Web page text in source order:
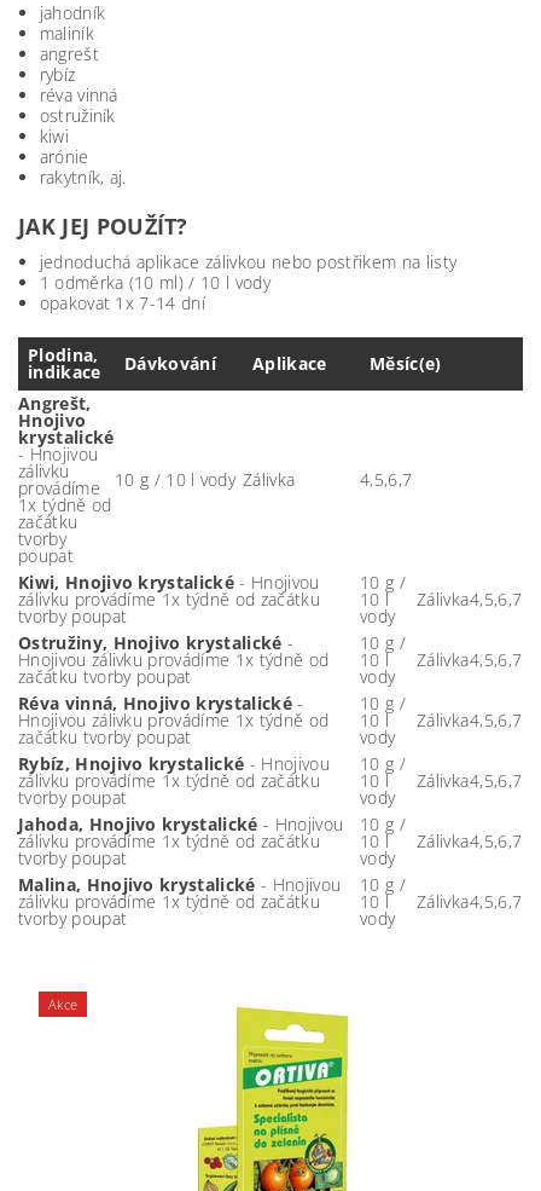
jahodník
maliník
angrešt
rybíz
réva vinná
ostružiník
kiwi
arónie
rakytník, aj.
JAK JEJ POUŽÍT?
jednoduchá aplikace zálivkou nebo postřikem na listy
1 odměrka (10 ml) / 10 l vody
opakovat 1x 7-14 dní
Plodina,
indikace Dávkování Aplikace
Měsíc(e)
Angrešt,
Hnojivo
krystalické
- Hnojivou
zálivku
provádíme
1x týdně od
začátku
tvorby
poupat
10 g / 10 l vody Zálivka 4,5,6,7
Kiwi, Hnojivo krystalické - Hnojivou
zálivku provádíme 1x týdně od začátku
tvorby poupat
10 g /
10 l
vody
Zálivka4,5,6,7
Ostružiny, Hnojivo krystalické -
Hnojivou zálivku provádíme 1x týdně od
začátku tvorby poupat
10 g /
10 l
vody
Zálivka4,5,6,7
Réva vinná, Hnojivo krystalické-
Hnojivou zálivku provádíme 1x týdně od
začátku tvorby poupat
10 g /
10 l
vody
Zálivka4,5,6,7
Rybíz, Hnojivo krystalické - Hnojivou
zálivku provádíme 1x týdně od začátku
tvorby poupat
10 g /
10 l
vody
Zálivka4,5,6,7
Jahoda, Hnojivo krystalické - Hnojivou
zálivku provádíme 1x týdně od začátku
tvorby poupat
10 g /
10 l
vody
Zálivka4,5,6,7
Malina, Hnojivo krystalické - Hnojivou
zálivku provádíme 1x týdně od začátku
tvorby poupat
10 g /
10 l
vody
Zálivka4,5,6,7
Akce